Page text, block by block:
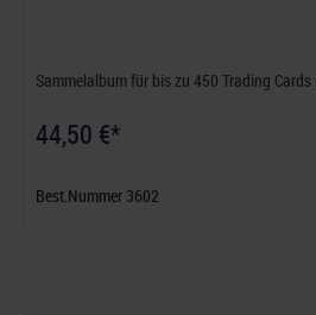
Sammelalbum für bis zu 450 Trading
44,50 €*
Best.Nummer 3602